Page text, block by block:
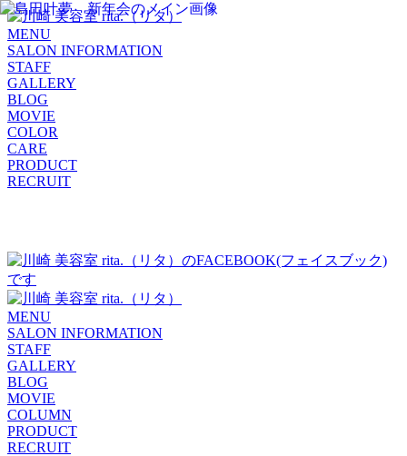
MENU
SALON INFORMATION
STAFF
GALLERY
BLOG
MOVIE
COLOR
CARE
PRODUCT
RECRUIT
MENU
SALON INFORMATION
STAFF
GALLERY
BLOG
MOVIE
COLUMN
PRODUCT
RECRUIT